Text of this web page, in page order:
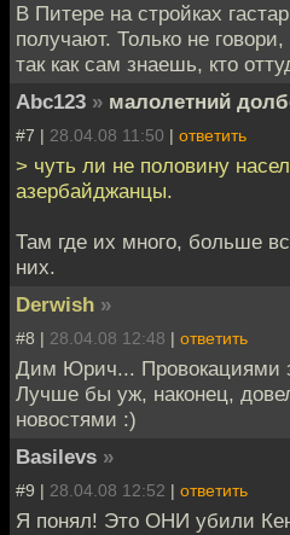
В Питере на стройках
получают. Только не
так как сам знаешь, кто
Abc123 » малолетний
#7 | 28.04.08 11:50 | ответить
> чуть ли не половину
азербайджанцы.
Там где их много, больше
них.
Derwish »
#8 | 28.04.08 12:48 | ответить
Дим Юрич... Провокациями
Лучше бы уж, наконец,
новостями :)
Basilevs »
#9 | 28.04.08 12:52 | ответить
Я понял! Это ОНИ убили